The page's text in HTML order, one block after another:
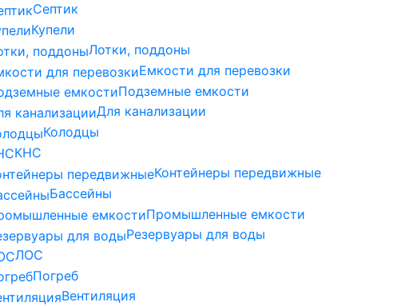
Септик
Купели
Лотки, поддоны
Емкости для перевозки
Подземные емкости
Для канализации
Колодцы
КНС
Контейнеры передвижные
Бассейны
Промышленные емкости
Резервуары для воды
ЛОС
Погреб
Вентиляция